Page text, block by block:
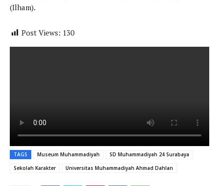
(Ilham).
Post Views: 130
TAGS Museum Muhammadiyah
SD Muhammadiyah 24 Surabaya
Sekolah Karakter
Universitas Muhammadiyah Ahmad Dahlan